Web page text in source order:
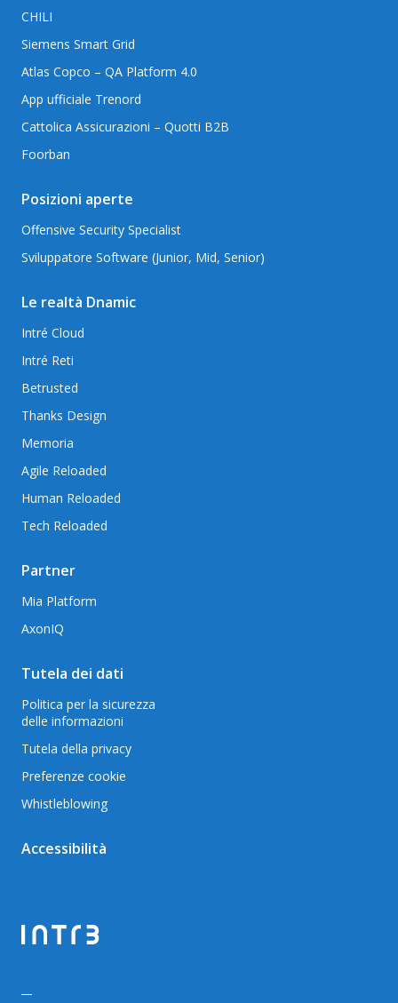
CHILI
Siemens Smart Grid
Atlas Copco – QA Platform 4.0
App ufficiale Trenord
Cattolica Assicurazioni – Quotti B2B
Foorban
Posizioni aperte
Offensive Security Specialist
Sviluppatore Software (Junior, Mid, Senior)
Le realtà Dnamic
Intré Cloud
Intré Reti
Betrusted
Thanks Design
Memoria
Agile Reloaded
Human Reloaded
Tech Reloaded
Partner
Mia Platform
AxonIQ
Tutela dei dati
Politica per la sicurezza
delle informazioni
Tutela della privacy
Preferenze cookie
Whistleblowing
Accessibilità